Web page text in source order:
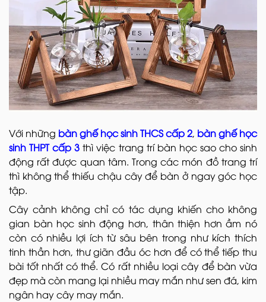
Với những bàn ghế học sinh THCS cấp 2, bàn ghế học
sinh THPT cấp 3 thì việc trang trí bàn học sao cho sinh
động rất được quan tâm. Trong các món đồ trang trí
thì không thể thiếu chậu cây để bàn ở ngay góc học
tập.
Cây cảnh không chỉ có tác dụng khiến cho không
gian bàn học sinh động hơn, thân thiện hơn ầm nó
còn có nhiều lợi ích từ sâu bên trong như kích thích
tinh thần hơn, thư giãn đầu óc hơn để có thể tiếp thu
bài tốt nhất có thể. Có rất nhiều loại cây để bàn vừa
đẹp mà còn mang lại nhiều may mắn như sen đá, kim
ngân hay cây may mắn.